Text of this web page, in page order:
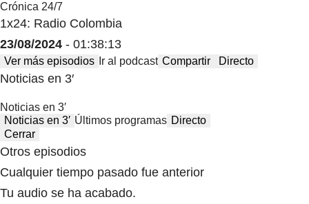
Crónica 24/7
1x24: Radio Colombia
23/08/2024 - 01:38:13
Ver más episodios Ir al podcast Compartir Directo
Noticias en 3′
Noticias en 3′
Noticias en 3′ Últimos programas Directo
Cerrar
Otros episodios
Cualquier tiempo pasado fue anterior
Tu audio se ha acabado.